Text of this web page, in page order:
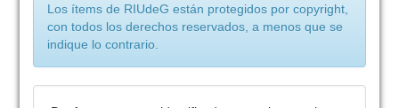
Los ítems de RIUdeG están protegidos por copyright,
con todos los derechos reservados, a menos que se
indique lo contrario.